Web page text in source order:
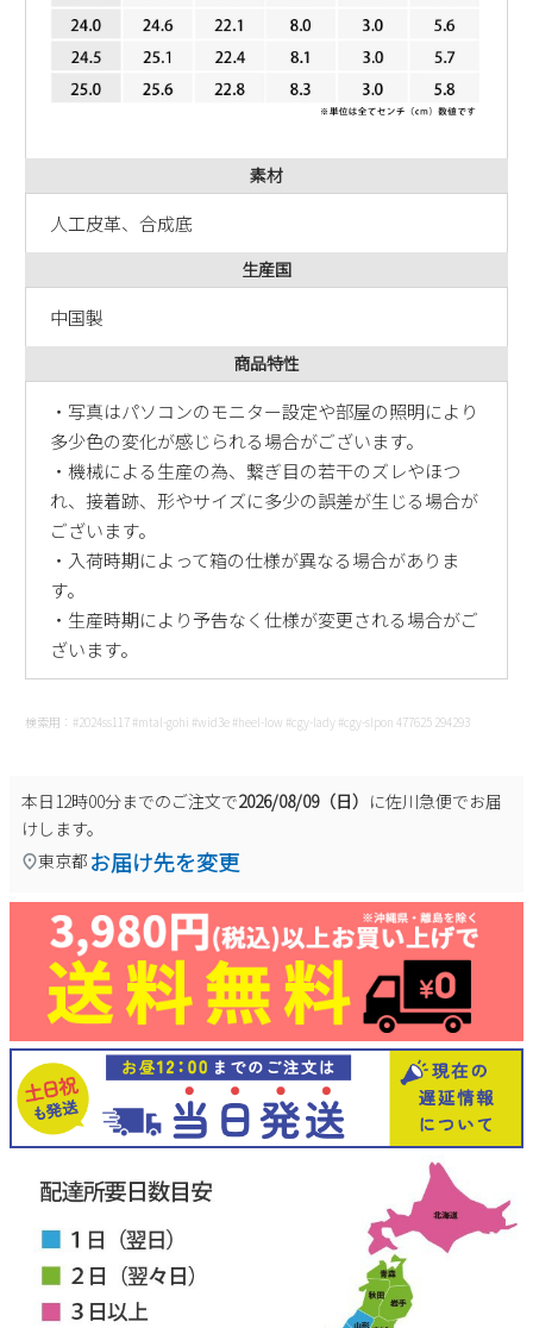
素材
人工皮革、合成底
生産国
中国製
商品特性
・写真はパソコンのモニター設定や部屋の照明により
多少色の変化が感じられる場合がございます。
・機械による生産の為、繋ぎ目の若干のズレやほつ
れ、接着跡、形やサイズに多少の誤差が生じる場合が
ございます。
・入荷時期によって箱の仕様が異なる場合がありま
す。
・生産時期により予告なく仕様が変更される場合がご
ざいます。
検索用：#2024ss117 #mtal-gohi #wid3e #heel-low #cgy-lady #cgy-slpon 477625 294293
本日 12時00分までのご注文で2026/08/09（日） に佐川急便でお届
けします。
東京都 お届け先を変更